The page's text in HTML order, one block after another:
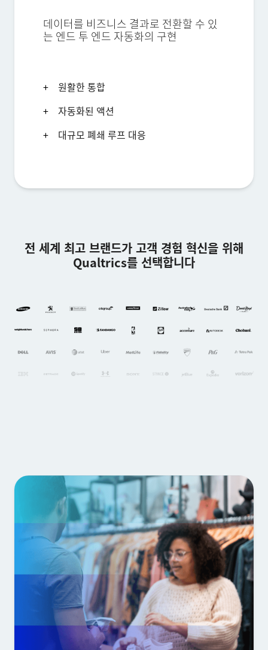
데이터를 비즈니스 결과로 전환할 수 있
는 엔드 투 엔드 자동화의 구현
원활한 통합
자동화된 액션
대규모 폐쇄 루프 대응
전 세계 최고 브랜드가 고객 경험 혁신을 위해
Qualtrics를 선택합니다